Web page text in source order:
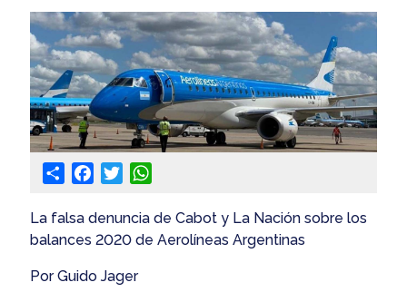
Share Facebook
Twitter
La falsa denuncia de Cabot y La Nación sobre los
balances 2020 de Aerolíneas Argentinas
Por Guido Jager